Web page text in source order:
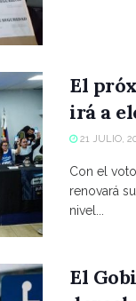
El
irá a
21 JULIO,
Con el
renovará
nivel...
El